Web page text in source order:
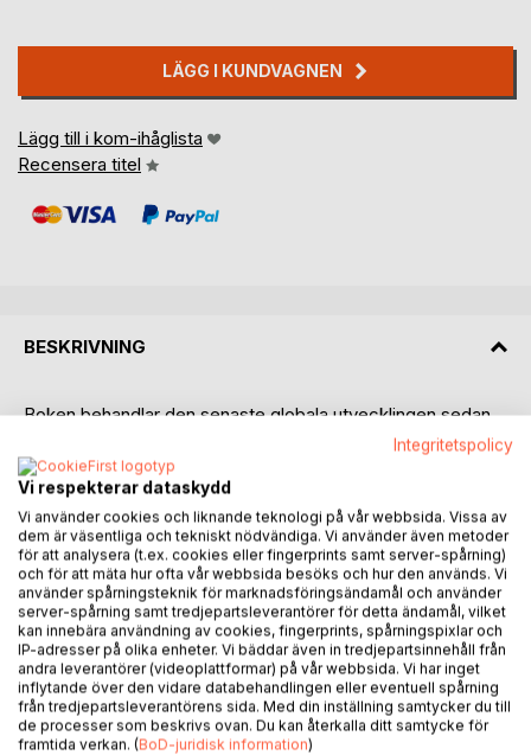
LÄGG I KUNDVAGNEN
Lägg till i kom-ihåglista
Recensera titel
BESKRIVNING
Boken behandlar den senaste globala utvecklingen sedan
presidentvalet i USA 2016 då, Donald Trump, tog över
presidentposten i Vita Huset. Författaren ger en historisk
tillbakablick på de tidigare geostrategiska teorierna från
1800 - 1900-talet av vilka Storbritannien och USA har följt
de klassiska Anglo-amerikanska dito i praktiken sedan
första världskriget och fram tills nyligen.
Dessutom ges en tämligen ingående presentation av, det i
Väst bland befolkningen, tämligen okända petrodollar-
systemet vilket tog över efter Breton Wood som upplöstes
av Rickard Nixon, efter Vietnamkriget på 1970-talet.
Detta, Pax Americana-koloniala maktverktyg där USA inte
Integritetspolicy
Vi respekterar dataskydd
Vi använder cookies och liknande teknologi på vår webbsida. Vissa av
dem är väsentliga och tekniskt nödvändiga. Vi använder även metoder
för att analysera (t.ex. cookies eller fingerprints samt server-spårning)
och för att mäta hur ofta vår webbsida besöks och hur den används. Vi
använder spårningsteknik för marknadsföringsändamål och använder
server-spårning samt tredjepartsleverantörer för detta ändamål, vilket
kan innebära användning av cookies, fingerprints, spårningspixlar och
IP-adresser på olika enheter. Vi bäddar även in tredjepartsinnehåll från
andra leverantörer (videoplattformar) på vår webbsida. Vi har inget
inflytande över den vidare databehandlingen eller eventuell spårning
från tredjepartsleverantörens sida. Med din inställning samtycker du till
de processer som beskrivs ovan. Du kan återkalla ditt samtycke för
framtida verkan. (BoD-juridisk information)